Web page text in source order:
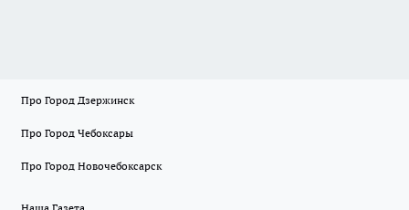
Про Город Дзержинск
Про Город Чебоксары
Про Город Новочебоксарск